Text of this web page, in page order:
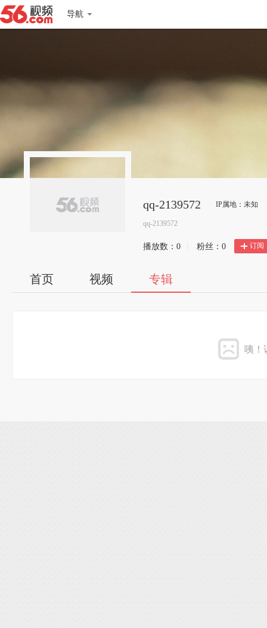
导航
qq-2139572 IP属地：未知
qq-2139572
播放数： 0 粉丝： 0 订阅
首页 视频 专辑
咦！